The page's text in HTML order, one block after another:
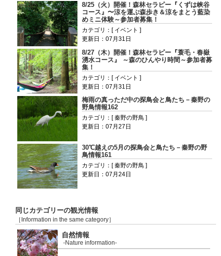
8/25（火）開催！森林セラピー『くずは峡谷
コース』〜涼を運ぶ森歩き＆涼をまとう藍染
めミニ体験～参加者募集！
カテゴリ：[ イベント ]
更新日：07月31日
8/27（木）開催！森林セラピー『蓑毛・春嶽
湧水コース』 ～森のひんやり時間～参加者募
集！
カテゴリ：[ イベント ]
更新日：07月31日
梅雨の真っただ中の探鳥会と鳥たち－秦野の
野鳥情報162
カテゴリ：[ 秦野の野鳥 ]
更新日：07月27日
30℃越えの5月の探鳥会と鳥たち－秦野の野
鳥情報161
カテゴリ：[ 秦野の野鳥 ]
更新日：07月24日
同じカテゴリーの観光情報
［Information in the same category］
自然情報
-Nature information-